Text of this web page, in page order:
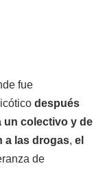
fue
después
un colectivo y de
a las drogas, el
de